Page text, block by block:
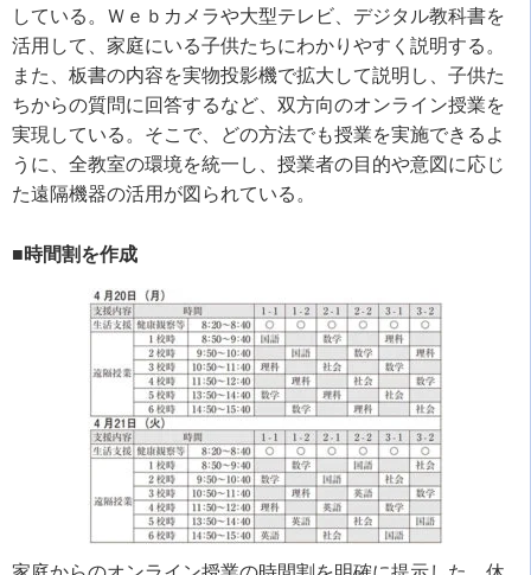
している。Ｗｅｂカメラや大型テレビ、デジタル教科書を
活用して、家庭にいる子供たちにわかりやすく説明する。
また、板書の内容を実物投影機で拡大して説明し、子供た
ちからの質問に回答するなど、双方向のオンライン授業を
実現している。そこで、どの方法でも授業を実施できるよ
うに、全教室の環境を統一し、授業者の目的や意図に応じ
た遠隔機器の活用が図られている。
■時間割を作成